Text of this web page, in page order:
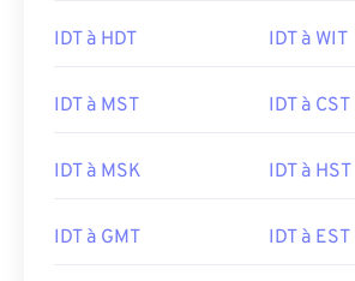
IDT à HDT IDT à WIT
IDT à MST IDT à CST
IDT à MSK IDT à HST
IDT à GMT IDT à EST